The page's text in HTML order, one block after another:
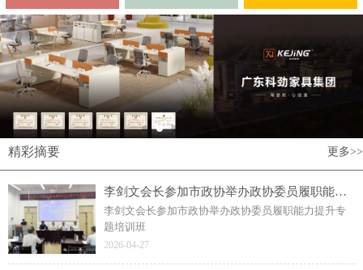
精彩摘要 更多>>
李剑文会长参加市政协举办政协委员履职能力提升专题培训班
李剑文会长参加市政协举办政协委员履职能力提升专
题培训班
2026-04-27